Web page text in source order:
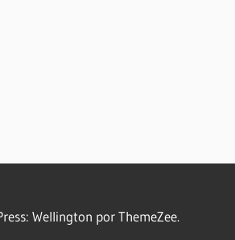
Wellington por ThemeZee.